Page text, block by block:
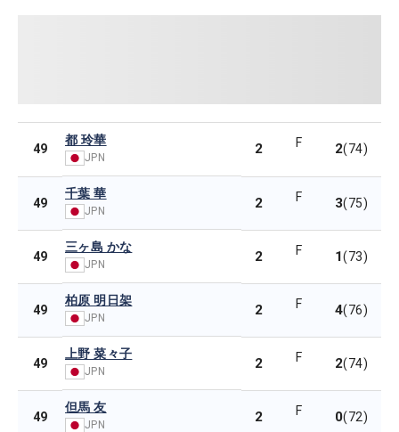
49
都 玲華
JPN
2 F 2(74)
49
千葉 華
JPN 2 F 3(75)
49
三ヶ島 かな
JPN 2 F 1(73)
49
柏原 明日架
JPN 2 F 4(76)
49
上野 菜々子
JPN 2 F 2(74)
49
但馬 友
JPN 2 F 0(72)